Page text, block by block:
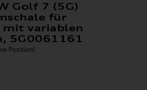
Golf 7 (5G)
für
mit variablen
5G0061161
Position!